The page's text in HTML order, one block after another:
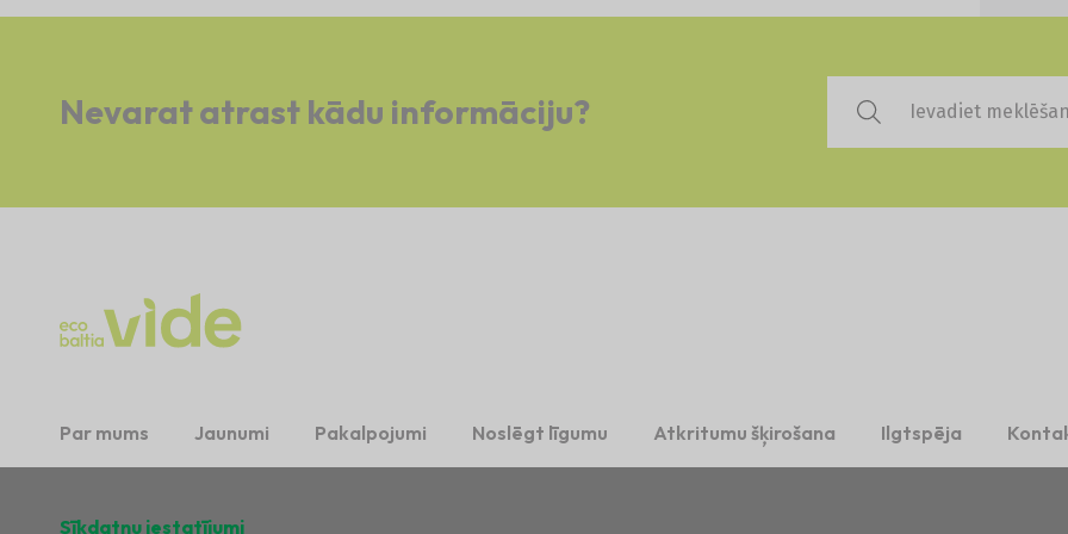
Nevarat atrast kādu informāciju?
Par mums Jaunumi Pakalpojumi Noslēgt līgumu Atkritumu šķirošana Ilgtspēja
Sīkdatņu iestatījumi